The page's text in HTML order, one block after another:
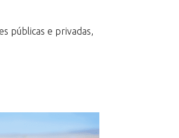
públicas e privadas,